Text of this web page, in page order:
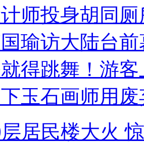
师投身胡同
瑜访大陆台
得跳舞！游客
玉石画师用
层居民楼大火